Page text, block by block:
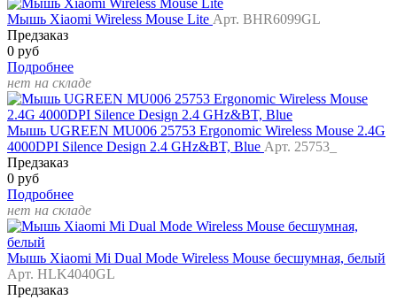
Мышь Xiaomi Wireless Mouse Lite Арт. BHR6099GL
Предзаказ
0 руб
Подробнее
нет на складе
Мышь UGREEN MU006 25753 Ergonomic Wireless Mouse 2.4G
4000DPI Silence Design 2.4 GHz&BT, Blue Арт. 25753_
Предзаказ
0 руб
Подробнее
нет на складе
Мышь Xiaomi Mi Dual Mode Wireless Mouse бесшумная, белый
Арт. HLK4040GL
Предзаказ